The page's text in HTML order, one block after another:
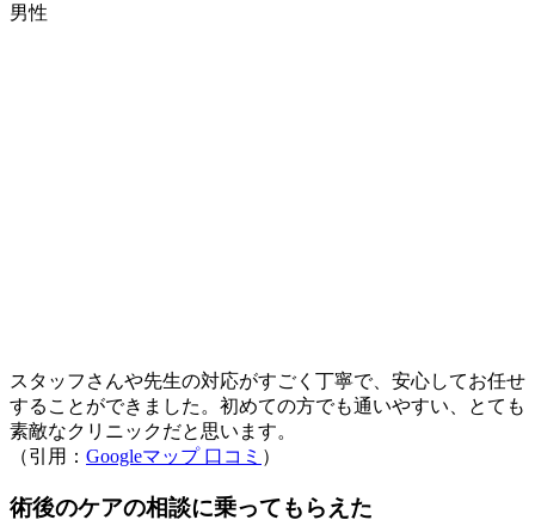
男性
スタッフさんや先生の対応がすごく丁寧で、安心してお任せ
することができました。初めての方でも通いやすい、とても
素敵なクリニックだと思います。
（引用： Googleマップ 口コミ ）
術後のケアの相談に乗ってもらえた